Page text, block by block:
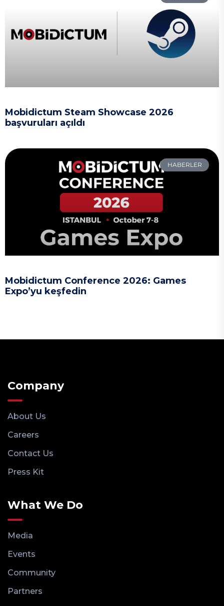
Mobidictum Steam Showcase 2026
başvuruları açıldı
HABERLER
Mobidictum Conference 2026: Games
Expo’yu keşfedin
Company
About Us
Careers
Contact Us
Press Kit
What We Do
Media
Events
Community
Partners